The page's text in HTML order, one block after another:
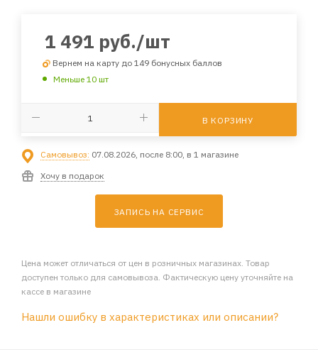
1 491 руб./шт
Вернем на карту до 149 бонусных баллов
Меньше 10 шт
В КОРЗИНУ
Самовывоз: 07.08.2026, после 8:00, в 1 магазине
Хочу в подарок
ЗАПИСЬ НА СЕРВИС
Цена может отличаться от цен в розничных магазинах. Товар
доступен только для самовывоза. Фактическую цену уточняйте на
кассе в магазине
Нашли ошибку в характеристиках или описании?